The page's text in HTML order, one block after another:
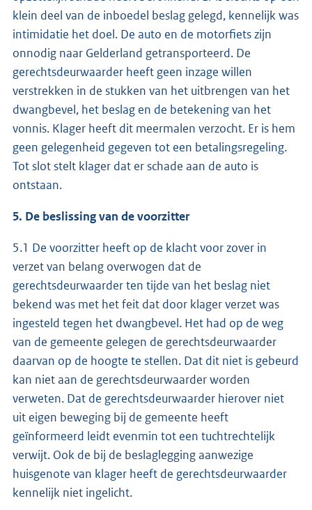
klein deel van de inboedel beslag gelegd, kennelijk was
intimidatie het doel. De auto en de motorfiets zijn
onnodig naar Gelderland getransporteerd. De
gerechtsdeurwaarder heeft geen inzage willen
verstrekken in de stukken van het uitbrengen van het
dwangbevel, het beslag en de betekening van het
vonnis. Klager heeft dit meermalen verzocht. Er is hem
geen gelegenheid gegeven tot een betalingsregeling.
Tot slot stelt klager dat er schade aan de auto is
ontstaan.
5. De beslissing van de voorzitter
5.1 De voorzitter heeft op de klacht voor zover in
verzet van belang overwogen dat de
gerechtsdeurwaarder ten tijde van het beslag niet
bekend was met het feit dat door klager verzet was
ingesteld tegen het dwangbevel. Het had op de weg
van de gemeente gelegen de gerechtsdeurwaarder
daarvan op de hoogte te stellen. Dat dit niet is gebeurd
kan niet aan de gerechtsdeurwaarder worden
verweten. Dat de gerechtsdeurwaarder hierover niet
uit eigen beweging bij de gemeente heeft
geïnformeerd leidt evenmin tot een tuchtrechtelijk
verwijt. Ook de bij de beslaglegging aanwezige
huisgenote van klager heeft de gerechtsdeurwaarder
kennelijk niet ingelicht.